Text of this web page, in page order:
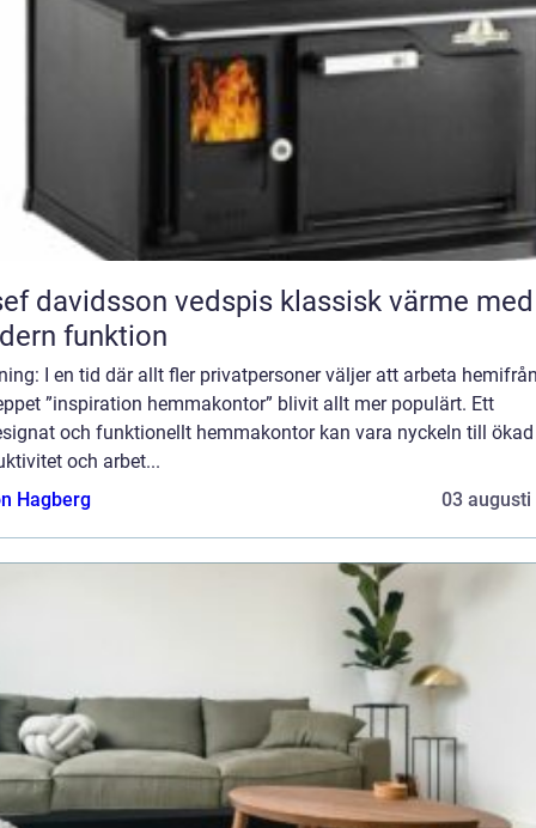
vedspis klassisk värme med
funktion
I en tid där allt fler privatpersoner väljer att arbeta
”inspiration hemmakontor” blivit allt mer populärt. Ett
och funktionellt hemmakontor kan vara nyckeln till ökad
och arbet...
Hagberg
03 augusti